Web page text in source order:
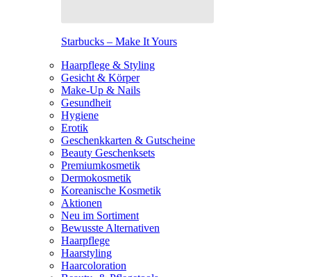
Starbucks – Make It Yours
Haarpflege & Styling
Gesicht & Körper
Make-Up & Nails
Gesundheit
Hygiene
Erotik
Geschenkkarten & Gutscheine
Beauty Geschenksets
Premiumkosmetik
Dermokosmetik
Koreanische Kosmetik
Aktionen
Neu im Sortiment
Bewusste Alternativen
Haarpflege
Haarstyling
Haarcoloration